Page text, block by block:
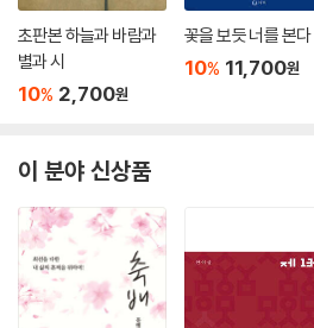
초판본 하늘과 바람과
별과 시
10% 2,700원
꽃을 보듯 너를 본다
10% 11,700원
이 분야 신상품